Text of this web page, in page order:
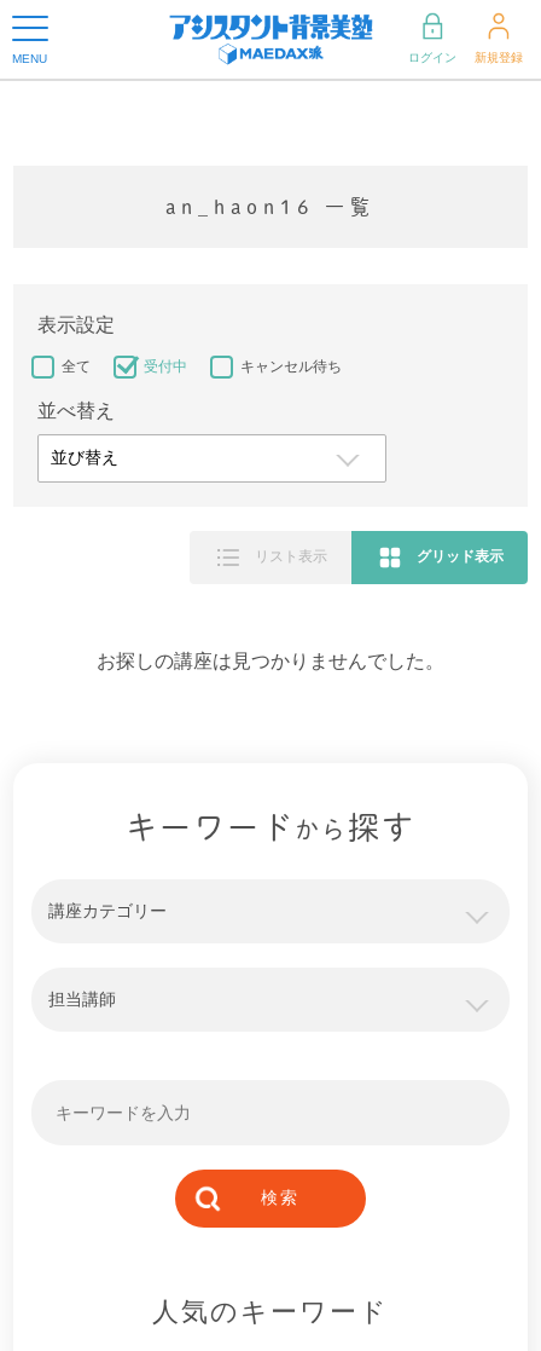
MENU ログイン 新規登録
an_haon16 一覧
表示設定
全て 受付中 キャンセル待ち
並べ替え
リスト表示 グリッド表示
お探しの講座は見つかりませんでした。
キーワード から 探す
講座カテゴリー
担当講師
人気のキーワード